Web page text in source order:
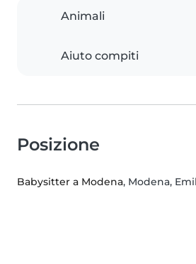
Animali
Aiuto compiti
Posizione
Babysitter a Modena, Modena,